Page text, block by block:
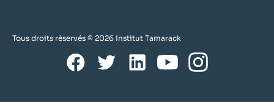
Tous droits réservés © 2026 Institut Tamarack